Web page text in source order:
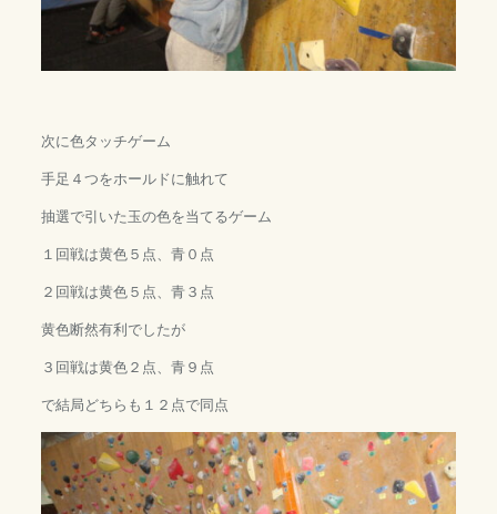
次に色タッチゲーム
手足４つをホールドに触れて
抽選で引いた玉の色を当てるゲーム
１回戦は黄色５点、青０点
２回戦は黄色５点、青３点
黄色断然有利でしたが
３回戦は黄色２点、青９点
で結局どちらも１２点で同点